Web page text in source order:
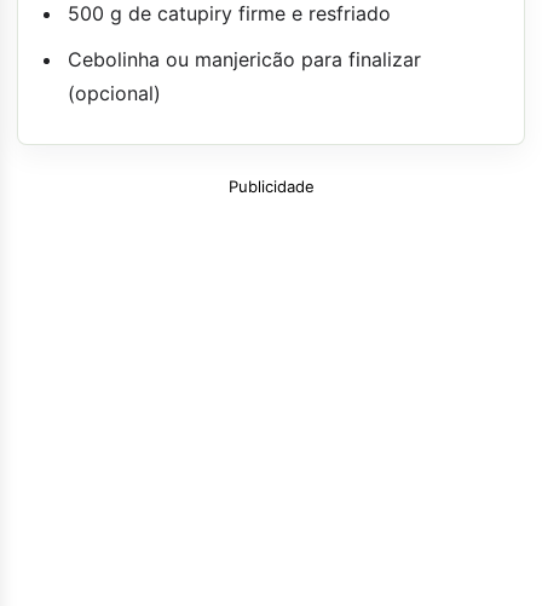
500 g de catupiry firme e resfriado
Cebolinha ou manjericão para finalizar
(opcional)
Publicidade